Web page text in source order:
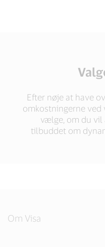
Efter nøje at have
omkostningerne ved
vælge, om du vil
tilbuddet om
Om Visa